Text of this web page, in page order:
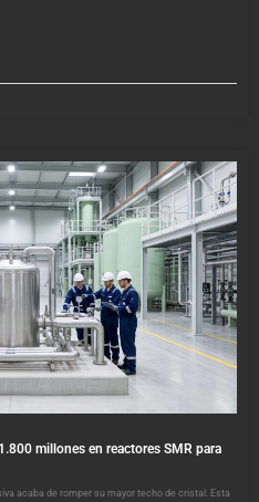
millones en reactores SMR para
acaba de romper su mayor techo de cristal. Esta